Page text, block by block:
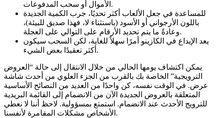
الأموال أو سحب المدفوعات.
للمساعدة في جعل الألعاب أكثر تحديًا، جرب الكمية الجديدة
باللون الأرجواني أو الأسود (باستثناء لا، فهذا صديق للبيئة)،
وعادةً ما يتم تحديد الأرقام على التوالي على العجلة.
يعد الإيداع في الكازينو أمرًا سهلاً للغاية، لكن السحب سيكون
أكثر تعقيدًا بعض الشيء.
يمكن اكتشاف يومها الحالي من خلال الانتقال إلى حالة “العروض
الترويجية” الخاصة بك بالقرب من الجزء العلوي من أحدث شاشة
عرض. في الوقت نفسه، كن واحدًا من العديد من النصائح الأساسية
المتعلقة بالعروض الجديدة الآن من الانضمام إلى القائمة البريدية
للترويج الأحدث عند الانضمام. استمتع بمسؤولية. لاحظ أننا لا نعطي
الأشخاص مشكلات المقامرة لأنفسنا.